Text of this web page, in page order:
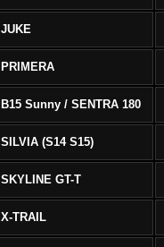
JUKE
PRIMERA
B15 Sunny / SENTRA 180
SILVIA (S14 S15)
SKYLINE GT-T
X-TRAIL